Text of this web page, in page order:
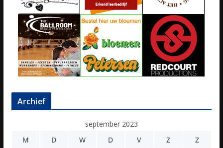
Archief
september 2023
M
D W D V Z Z